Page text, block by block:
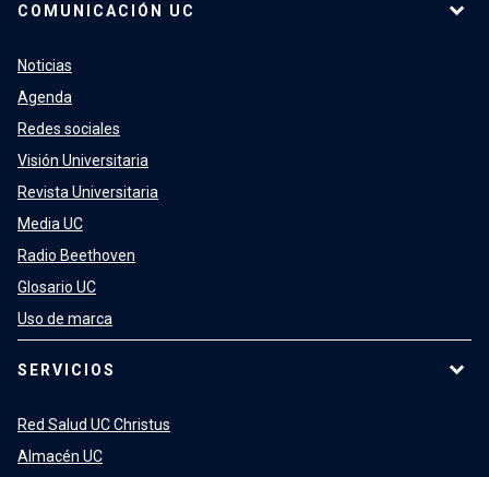
COMUNICACIÓN UC
Noticias
Agenda
Redes sociales
Visión Universitaria
Revista Universitaria
Media UC
Radio Beethoven
Glosario UC
Uso de marca
SERVICIOS
Red Salud UC Christus
Almacén UC